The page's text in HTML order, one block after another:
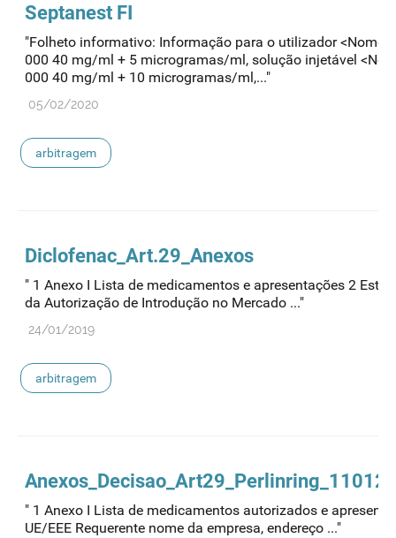
Septanest FI
"Folheto informativo: Informação para o utilizador <Nome
000 40 mg/ml + 5 microgramas/ml, solução injetável
000 40 mg/ml + 10 microgramas/ml,..."
05/02/2020
arbitragem
Diclofenac_Art.29_Anexos
" 1 Anexo I Lista de medicamentos e apresentações 2
da Autorização de Introdução no Mercado ..."
24/01/2019
arbitragem
" 1 Anexo I Lista de medicamentos autorizados e
UE/EEE Requerente nome da empresa, endereço ..."